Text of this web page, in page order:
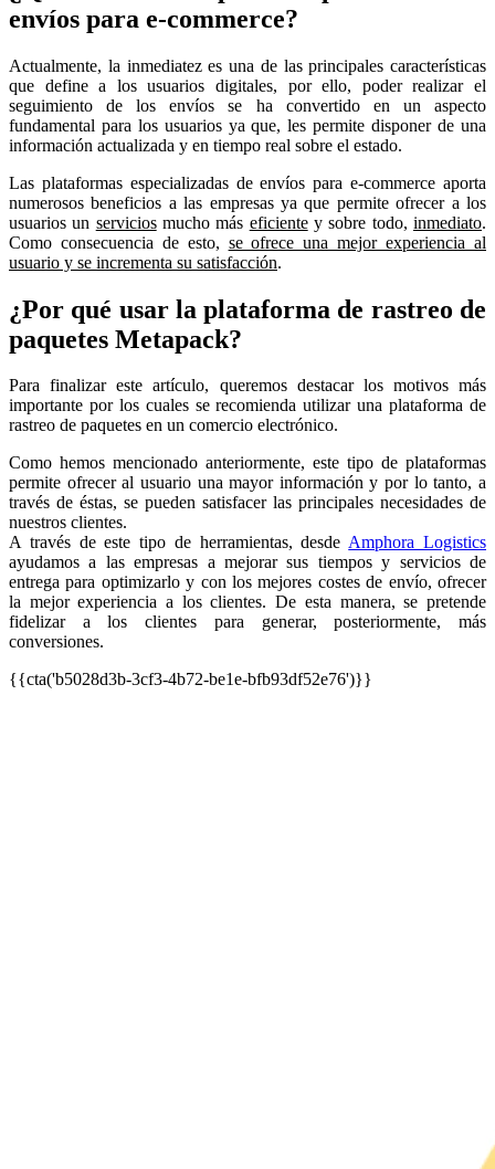
envíos para e-commerce?
Actualmente, la inmediatez es una de las principales características
que define a los usuarios digitales, por ello, poder realizar el
seguimiento de los envíos se ha convertido en un aspecto
fundamental para los usuarios ya que, les permite disponer de una
información actualizada y en tiempo real sobre el estado.
Las plataformas especializadas de envíos para e-commerce aporta
numerosos beneficios a las empresas ya que permite ofrecer a los
usuarios un serviciosmucho más eficientey sobre todo,inmediato.
Como consecuencia de esto, se ofrece una mejor experiencia al
usuario y se incrementa su satisfacción.
¿Por qué usar la plataforma de rastreo de
paquetes Metapack?
Para finalizar este artículo, queremos destacar los motivos más
importante por los cuales se recomienda utilizar una plataforma de
rastreo de paquetes en un comercio electrónico.
Como hemos mencionado anteriormente, este tipo de plataformas
permite ofrecer al usuario una mayor información y por lo tanto, a
través de éstas, se pueden satisfacer las principales necesidades de
nuestros clientes.
A través de este tipo de herramientas, desdeAmphora Logistics
ayudamos a las empresas a mejorar sus tiempos y servicios de
entrega para optimizarlo y con los mejores costes de envío, ofrecer
la mejor experiencia a los clientes. De esta manera, se pretende
fidelizar a los clientes para generar, posteriormente, más
conversiones.
{{cta('b5028d3b-3cf3-4b72-be1e-bfb93df52e76')}}